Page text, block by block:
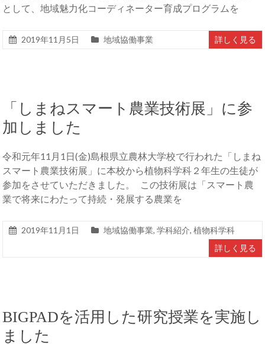
として、地域魅力化コーディネーター育成プログラムを
2019年11月5日 地域協働事業 詳しく見る
「しまねスマート農業技術展」に参
加しました
令和元年11月1日(金)島根県立農林大学校で行われた「しまね
スマート農業技術展」に本校から植物科学科２年生の生徒が
参加をさせていただきました。 この技術展は「スマート農
業で将来にわたって持続・発展する農業を
2019年11月1日 地域協働事業,学科紹介,植物科学科
詳しく見る
BIGPADを活用した研究授業を実施し
ました